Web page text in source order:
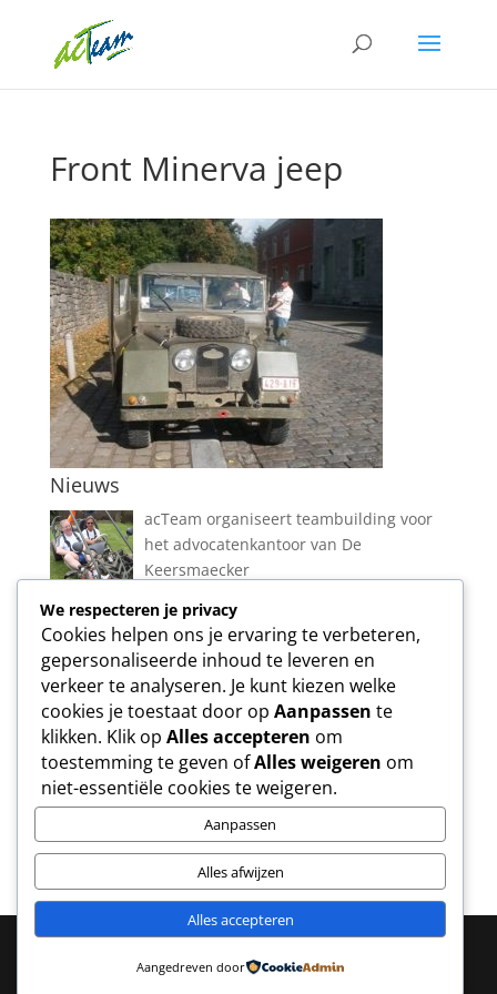
Front Minerva jeep
Nieuws
acTeam organiseert teambuilding voor
het advocatenkantoor van De
Keersmaecker
Nieuw evenement te Vlierbeek
Nieuw: elektrische mountainbike
We respecteren je privacy
Cookies helpen ons je ervaring te verbeteren,
gepersonaliseerde inhoud te leveren en
verkeer te analyseren. Je kunt kiezen welke
cookies je toestaat door op Aanpassen te
klikken. Klik op Alles accepteren om
toestemming te geven ofAlles weigeren om
niet-essentiële cookies te weigeren.
Aanpassen
Alles afwijzen
Alles accepteren
Aangedreven door